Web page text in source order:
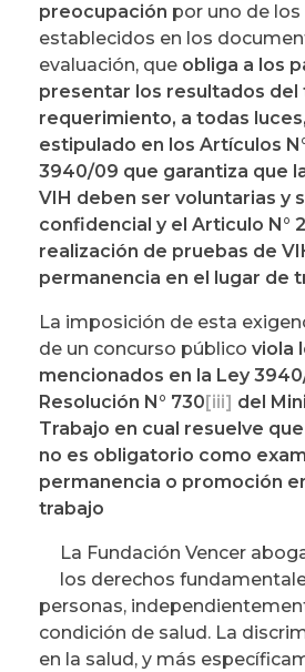
preocupación por uno de
establecidos en los
evaluación, que obliga a los
presentar los resultados del
requerimiento, a todas
estipulado en los Artículos
3940/09 que garantiza que
VIH deben ser voluntarias y
confidencial y el Articulo N°
realización de pruebas de
permanencia en el lugar de
La imposición de esta
de un concurso público viola
mencionados en la Ley
Resolución N° 730[iii] del
Trabajo en cual resuelve
no es obligatorio como
permanencia o promoción
trabajo
La Fundación Vencer
los derechos
personas,
condición de salud. La
en la salud, y más